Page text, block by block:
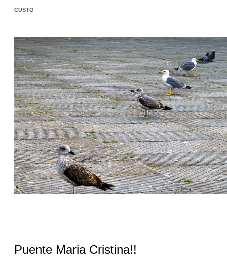
CUSTO
Puente Maria Cristina!!